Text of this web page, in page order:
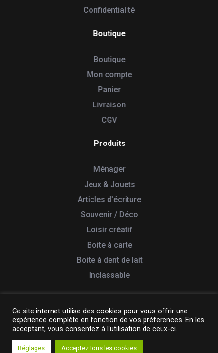
Confidentialité
Boutique
Boutique
Mon compte
Panier
Livraison
CGV
Produits
Ménager
Jeux & Jouets
Articles d'écriture
Souvenir / Déco
Loisir créatif
Boite à carte
Boite à dent de lait
Inclassable
© 2026 Tabletterie des Lacs. Tous droits réservés
Création & Réalisation : Yata!
Ce site internet utilise des cookies pour vous offrir une
expérience complète en fonction de vos préferences. En les
acceptant, vous consentez à l'utilisation de ceux-ci.
Réglages Acceptez tous les cookies